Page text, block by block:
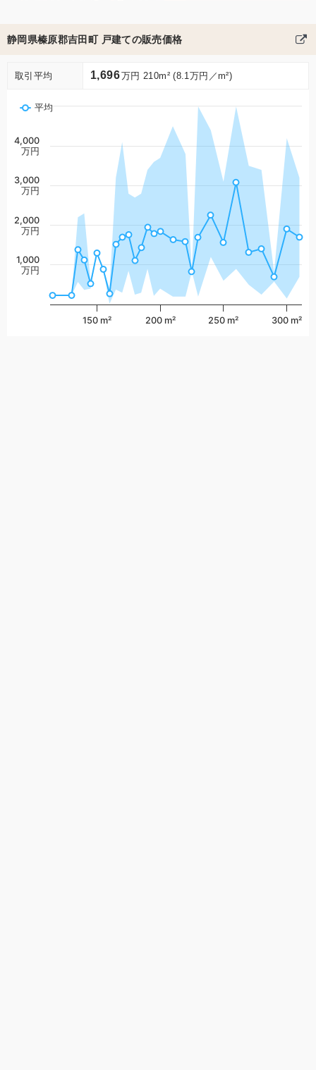
静岡県榛原郡吉田町 戸建ての販売価格
取引平均 1,696万円 210m² (8.1万円／m²)
平均
150 m² 200 m² 250 m² 300 m²
1,000
万円
2,000
万円
3,000
万円
4,000
万円